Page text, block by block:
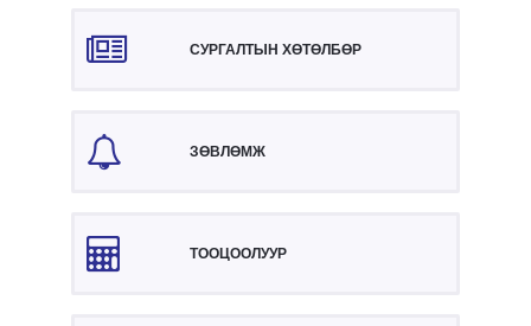
СУРГАЛТЫН ХӨТӨЛБӨР
ЗӨВЛӨМЖ
ТООЦООЛУУР